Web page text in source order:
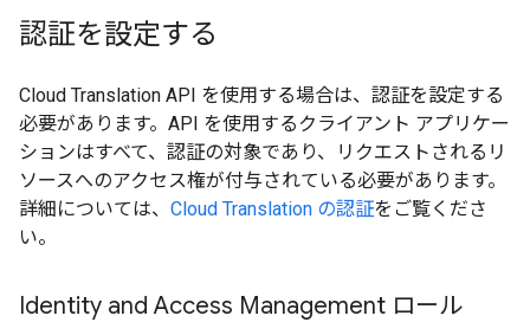
認証を設定する
Cloud Translation API を使用する場合は、認証を設定する
必要があります。API を使用するクライアント アプリケー
ションはすべて、認証の対象であり、リクエストされるリ
ソースへのアクセス権が付与されている必要があります。
詳細については、 Cloud Translation の認証をご覧くださ
い。
Identity and Access Management ロール